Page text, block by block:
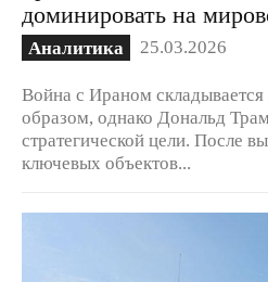
доминировать на
Аналитика 25.03.2026
Война с Ираном
образом, однако Дональд
стратегической цели. После
ключевых объектов...